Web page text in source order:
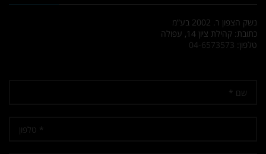
נשק הצפון ר. 2002 בע”מ
כתובת: קהילת ציון 14, עפולה
טלפון: 04-6573573